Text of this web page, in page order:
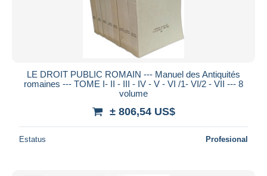
LE DROIT PUBLIC ROMAIN --- Manuel des Antiquités
romaines --- TOME I- II - III - IV - V - VI /1- VI/2 - VII --- 8
volume
± 806,54 US$
Estatus Profesional